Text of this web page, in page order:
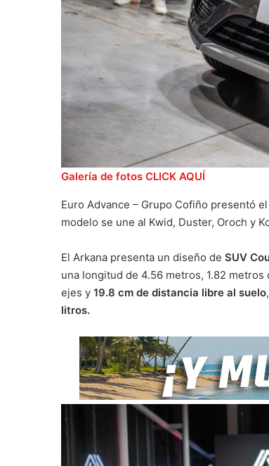
Galería de fotos CLICK AQUÍ
Euro Advance – Grupo Cofiño presentó el
modelo se une al Kwid, Duster, Oroch y
El Arkana presenta un diseño de SUV
una longitud de 4.56 metros, 1.82
ejes y 19.8 cm de distancia libre al suelo
litros.